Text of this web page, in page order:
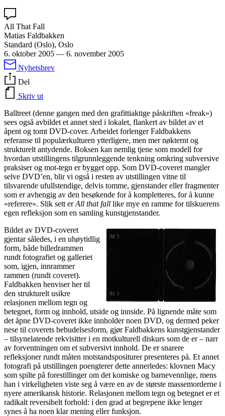
All That Fall
Matias Faldbakken
Standard (Oslo), Oslo
6. oktober 2005 — 6. november 2005
Nyhetsbrev
Del
Skriv ut
Balltreet (denne gangen med den grafittiaktige påskriften «freak»)
sees også avbildet et annet sted i lokalet, flankert av bildet av et
åpent og tomt DVD-cover. Arbeidet forlenger Faldbakkens
referanse til populærkulturen ytterligere, men mer nøkternt og
strukturelt antydende. Boksen kan nemlig tjene som modell for
hvordan utstillingens tilgrunnleggende tenkning omkring subversive
praksiser og mot-tegn er bygget opp. Som DVD-coveret mangler
selve DVD’en, blir vi også i resten av utstillingen vitne til
tilsvarende ufullstendige, delvis tomme, gjenstander eller fragmenter
som er avhengig av den besøkende for å kompletteres, for å kunne
«referere». Slik sett erAll that fall like mye en ramme for tilskuerens
egen refleksjon som en samling kunstgjenstander.
Bildet av DVD-coveret
gjentar således, i en uhøytidlig
form, både billedrammen
rundt fotografiet og galleriet
som, igjen, innrammer
rammen (rundt coveret).
Faldbakken henviser her til
den strukturelt usikre
relasjonen mellom tegn og
betegnet, form og innhold, utside og innside. På lignende måte som
det åpne DVD-coveret ikke innholder noen DVD, og dermed peker
nese til coverets bebudelsesform, gjør Faldbakkens kunstgjenstander
– tilsynelatende rekvisitter i en motkulturell diskurs som de er – narr
av forventningen om et subversivt innhold. De er snarere
refleksjoner rundt måten motstandspositurer presenteres på. Et annet
fotografi på utstillingen poengterer dette annerledes: klovnen Macy
som spilte på forestillinger om det komiske og barnevennlige, mens
han i virkeligheten viste seg å være en av de største massemorderne i
nyere amerikansk historie. Relasjonen mellom tegn og betegnet er et
radikalt reversibelt forhold: i den grad at begrepene ikke lenger
synes å ha noen klar mening eller funksjon.